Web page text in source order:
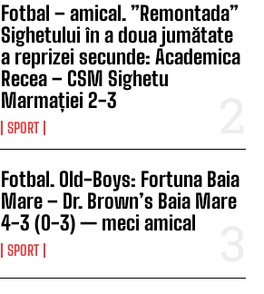
Fotbal – amical. ”Remontada”
Sighetului în a doua jumătate
a reprizei secunde: Academica
Recea – CSM Sighetu
Marmației 2-3
SPORT
Fotbal. Old-Boys: Fortuna Baia
Mare – Dr. Brown’s Baia Mare
4-3 (0-3) — meci amical
SPORT